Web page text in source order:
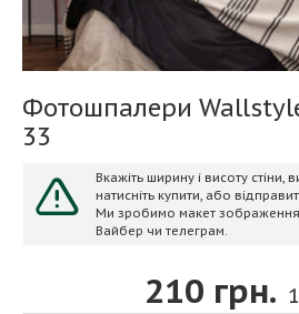
Фотошпалери
33
210 грн. 1
Вкажіть ширину і висоту стіни,
натисніть купити, або
Ми зробимо макет зображення
Вайбер чи телеграм.